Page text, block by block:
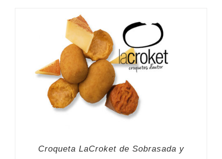
Croqueta LaCroket de Sobrasada y